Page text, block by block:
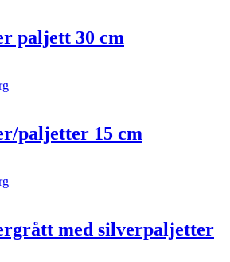
paljett 30 cm
paljetter 15 cm
med silverpaljetter